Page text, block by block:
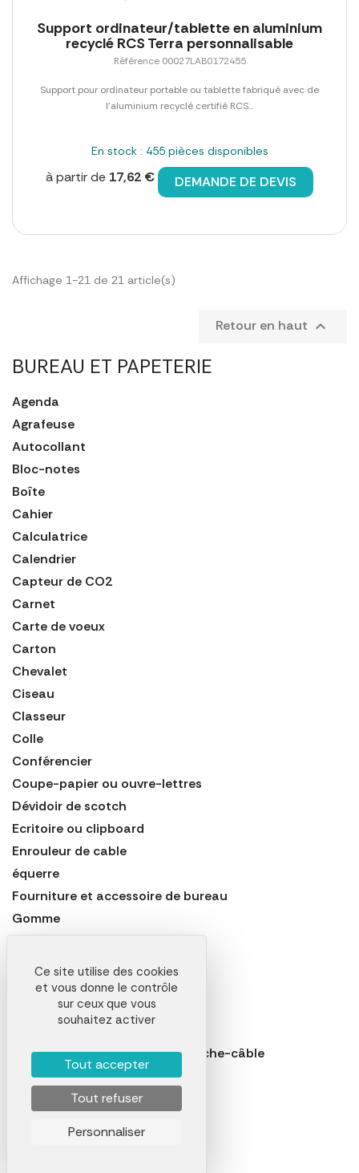
BUREAU ET PAPETERIE
Agenda
Agrafeuse
Autocollant
Bloc-notes
Boîte
Cahier
Calculatrice
Calendrier
Capteur de CO2
Carnet
Carte de voeux
Carton
Chevalet
Ciseau
Classeur
Colle
Conférencier
Coupe-papier ou ouvre-lettres
Dévidoir de scotch
Ecritoire ou clipboard
Enrouleur de cable
équerre
Fourniture et accessoire de bureau
Gomme
Loupe
Marque-page
Nettoyeur d'écran
Passe-câble, range-câble et cache-câble
Perforeuse
Pince à billets
Support ordinateur/tablette en aluminium
recyclé RCS Terra personnalisable
Référence 00027LAB0172455
Support pour ordinateur portable ou tablette fabriqué avec de
l'aluminium recyclé certifié RCS...
En stock : 455 pièces disponibles
à partir de 17,62 € DEMANDE DE DEVIS
Affichage 1-21 de 21 article(s)
Retour en haut 
Ce site utilise des cookies
et vous donne le contrôle
sur ceux que vous
souhaitez activer
Tout accepter
Tout refuser
Personnaliser